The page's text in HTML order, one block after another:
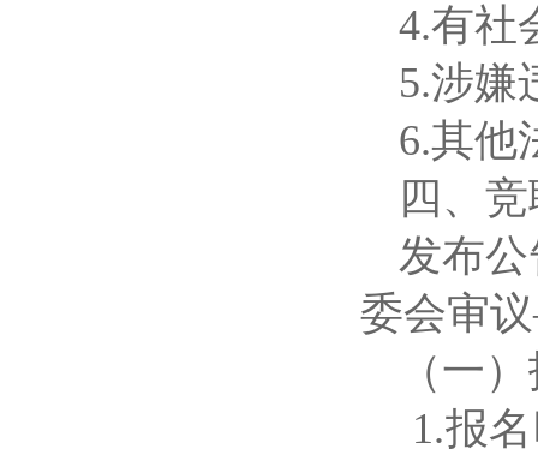
4.有社
5.涉嫌
6.其他
四、
发布
委会审
（一
1.报